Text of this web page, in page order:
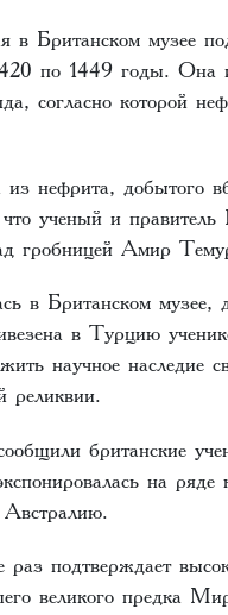
в Британском музее
по 1449 годы.
согласно которой
из нефрита, добытого
ученый и
гробницей Амир
в Британском музее,
в Турцию
научное наследие
реликвии.
британские
на
подтверждает
великого предка